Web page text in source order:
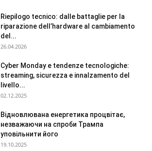
Riepilogo tecnico: dalle battaglie per la
riparazione dell’hardware al cambiamento
del...
26.04.2026
Cyber Monday e tendenze tecnologiche:
streaming, sicurezza e innalzamento del
livello...
02.12.2025
Відновлювана енергетика процвітає,
незважаючи на спроби Трампа
уповільнити його
19.10.2025